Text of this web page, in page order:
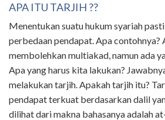
APA ITU TARJIH ??
Menentukan suatu hukum syariah
perbedaan pendapat. Apa contohnya?
membolehkan multiakad, namun ada
Apa yang harus kita lakukan?
melakukan tarjih. Apakah tarjih itu?
pendapat terkuat berdasarkan dalil
dilihat dari makna bahasanya adalah